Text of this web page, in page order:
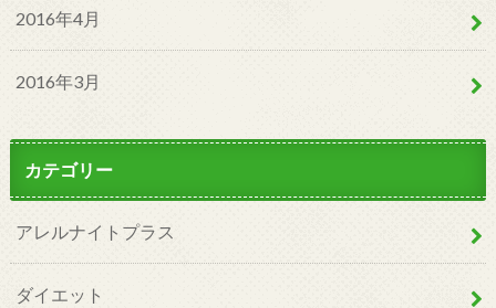
2016年4月
2016年3月
カテゴリー
アレルナイトプラス
ダイエット